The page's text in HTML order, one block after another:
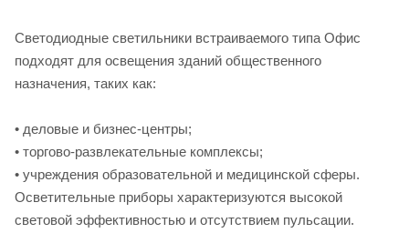
Светодиодные светильники встраиваемого типа Офис
подходят для освещения зданий общественного
назначения, таких как:
• деловые и бизнес-центры;
• торгово-развлекательные комплексы;
• учреждения образовательной и медицинской сферы.
Осветительные приборы характеризуются высокой
световой эффективностью и отсутствием пульсации.